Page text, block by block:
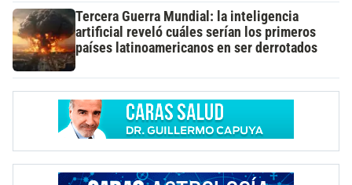
Tercera Guerra Mundial: la inteligencia
artificial reveló cuáles serían los primeros
países latinoamericanos en ser derrotados